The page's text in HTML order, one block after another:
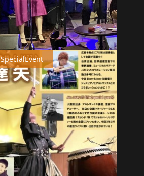
SpecialEvent